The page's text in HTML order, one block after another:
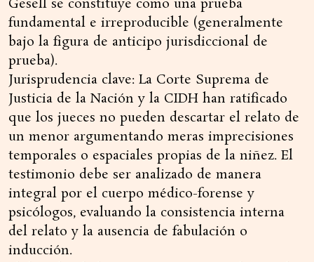
Gesell se constituye como una prueba
fundamental e irreproducible (generalmente
bajo la figura de anticipo jurisdiccional de
prueba).
Jurisprudencia clave: La Corte Suprema de
Justicia de la Nación y la CIDH han ratificado
que los jueces no pueden descartar el relato de
un menor argumentando meras imprecisiones
temporales o espaciales propias de la niñez. El
testimonio debe ser analizado de manera
integral por el cuerpo médico-forense y
psicólogos, evaluando la consistencia interna
del relato y la ausencia de fabulación o
inducción.